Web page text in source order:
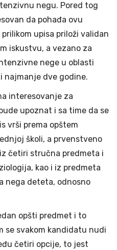
negu. Pored tog
da pohađa ovu
upisa priloži validan
iskustvu, a vezano za
nege u oblasti
najmanje dve godine.
interesovanje za
upoznat i sa time da se
vrši prema opštem
školi, a prvenstveno
četiri stručna predmeta i
kao i iz predmeta
nega deteta, odnosno
opšti predmet i to
se svakom kandidatu nudi
četiri opcije, to jest